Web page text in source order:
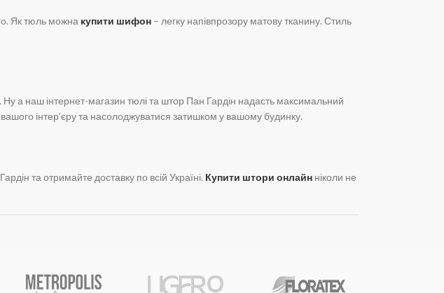
Як тюль можна купити шифон – легку напівпрозору матову тканину. Стиль
а наш інтернет-магазин тюлі та штор Пан Гардін надасть максимальний
вашого інтер’єру та насолоджуватися затишком у вашому будинку.
та отримайте доставку по всій Україні. Купити штори онлайн ніколи не